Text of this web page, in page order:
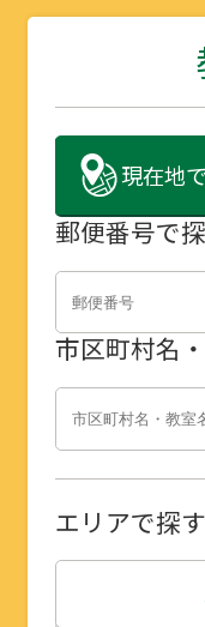
現在地で
郵便番号で
市区町村名
エリアで探す